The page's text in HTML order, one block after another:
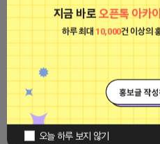
지금 바로오픈톡 아카
하루 최대10,000건 이상의
오늘 하루 보지 않기
♥마르코스팟-글로벌 여행플랫폼!
◆◆마르코스팟의 비젼◆◆ ★블록
체인 Web 3.0 완벽히 구현! ★블록
체인 기술로 여행시장의 선두주자!
★글로벌 여행정보 플랫폼으로 완
성! ★카**, 네**, 구*, 페***은
Web 2.0 기업! ★선점을 통한 엄청
난 혜택! ★DAO(개인) 중심의 플랫